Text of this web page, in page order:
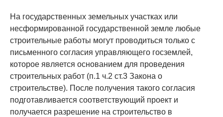
На государственных земельных участках или
несформированной государственной земле любые
строительные работы могут проводиться только с
письменного согласия управляющего госземлей,
которое является основанием для проведения
строительных работ (п.1 ч.2 ст.3 Закона о
строительстве). После получения такого согласия
подготавливается соответствующий проект и
получается разрешение на строительство в